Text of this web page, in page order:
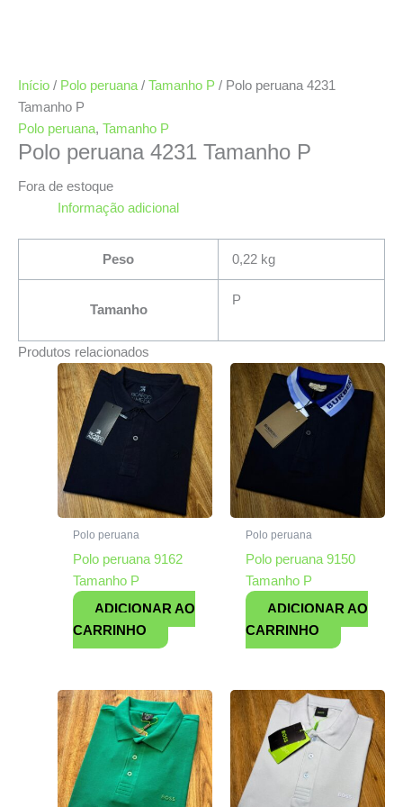
Início / Polo peruana / Tamanho P / Polo peruana 4231
Tamanho P
Polo peruana, Tamanho P
Polo peruana 4231 Tamanho P
Fora de estoque
Informação adicional
Peso 0,22 kg
Tamanho
P
Produtos relacionados
Polo peruana
Polo peruana 9162
Tamanho P
ADICIONAR AO
CARRINHO
Polo peruana
Polo peruana 9150
Tamanho P
ADICIONAR AO
CARRINHO